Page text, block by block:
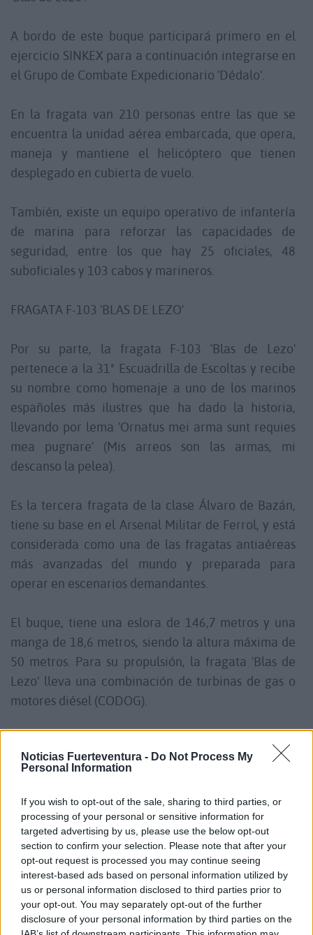
Noticias Fuerteventura - Do Not Process My
Personal Information
If you wish to opt-out of the sale, sharing to third parties, or
processing of your personal or sensitive information for
targeted advertising by us, please use the below opt-out
section to confirm your selection. Please note that after your
opt-out request is processed you may continue seeing
interest-based ads based on personal information utilized by
us or personal information disclosed to third parties prior to
your opt-out. You may separately opt-out of the further
disclosure of your personal information by third parties on the
A bordo de este buque participará primero en el
ejercicio SINKEX para a continuación integrarse en
el Grupo de Combate Expedicionario 'Dédalo'.
En la fragata van 210 personas entre las que se
encuentra la unidad aérea embarcada, que opera,
maneja y mantiene el helicóptero que tienen
desplegado en cubierta de vuelo.
También, existe un equipo operativo de infantería
de marina para reforzar las capacidades de
seguridad, entre los que hay 25 oficiales, 48
suboficiales y 103 cabos y marineros.
FRAGATA F-103 'BLAS DE LEZO'
Por su parte, la fragata F-103 'Blas de Lezo'
pertenece a la 31ª Escuadrilla de Escoltas y recibe
su nombre como homenaje a uno de los marinos
españoles más ilustres que ha dado la historia,
llevando por lema 'Ornatus mei arma sunt requies
mea pugnare' (Mis arreos son las armas, mi
descanso la pelea).
Es la tercera fragata de la clase Álvaro de Bazán,
tiene su base en el Arsenal Militar de Ferrol, y está
considerada como una de las fragatas antiaéreas
más avanzadas del mundo y preparada para
operar en escenarios demandantes.
El buque, tiene una eslora de 146,7 metros y una
manga de 18,6 metros, siendo la altura máxima de
50 metros. Para su propulsión, la fragata 'Blas de
Lezo' lleva una combinación de turbinas de gas o
motores diésel (CODOG).
de la clase Álvaro de Bazán (F-100) están
mundo, ya que si bien hay muchas multipropósito,
estas destacan por su capacidad antiaérea y como
buque de mando. Su role como escolta moderna
está ampliamente cubierto, siendo su capacidad
antiaérea la que guió su construcción y diseño,
según explica la Armada.